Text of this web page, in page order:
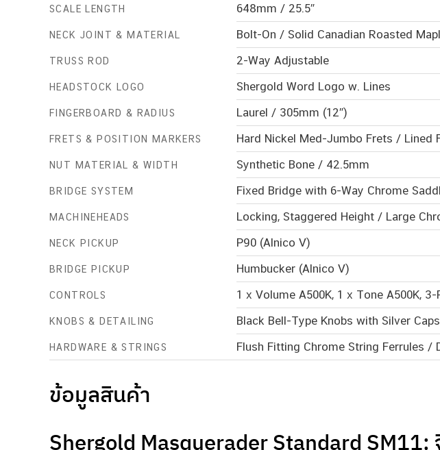
SCALE LENGTH 648mm / 25.5″
NECK JOINT & MATERIAL Bolt-On / Solid Canadian Roasted
TRUSS ROD 2-Way Adjustable
HEADSTOCK LOGO Shergold Word Logo w. Lines
FINGERBOARD & RADIUS Laurel / 305mm (12″)
FRETS & POSITION MARKERS Hard Nickel Med-Jumbo Frets / Lined
NUT MATERIAL & WIDTH Synthetic Bone / 42.5mm
BRIDGE SYSTEM Fixed Bridge with 6-Way Chrome
MACHINEHEADS Locking, Staggered Height / Large
NECK PICKUP P90 (Alnico V)
BRIDGE PICKUP Humbucker (Alnico V)
CONTROLS 1 x Volume A500K, 1 x Tone A500K,
KNOBS & DETAILING Black Bell-Type Knobs with Silver
HARDWARE & STRINGS Flush Fitting Chrome String Ferrules /
ข้อมูลสินค้า
Shergold Masquerader Standard